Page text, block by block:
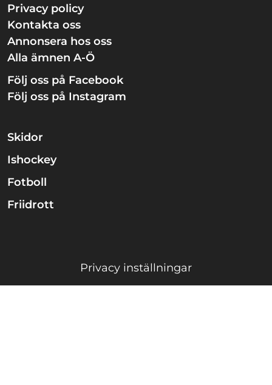
Privacy policy
Kontakta oss
Annonsera hos oss
Alla ämnen A-Ö
Följ oss på Facebook
Följ oss på Instagram
Skidor
Ishockey
Fotboll
Friidrott
Privacy inställningar